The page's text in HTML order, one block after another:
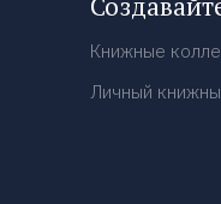
Книжные
Личный